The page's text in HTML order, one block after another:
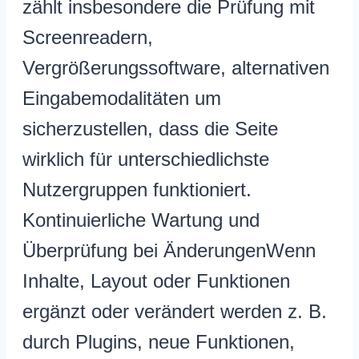
zählt insbesondere die Prüfung mit
Screenreadern,
Vergrößerungssoftware, alternativen
Eingabemodalitäten um
sicherzustellen, dass die Seite
wirklich für unterschiedlichste
Nutzergruppen funktioniert.
Kontinuierliche Wartung und
Überprüfung bei ÄnderungenWenn
Inhalte, Layout oder Funktionen
ergänzt oder verändert werden z. B.
durch Plugins, neue Funktionen,